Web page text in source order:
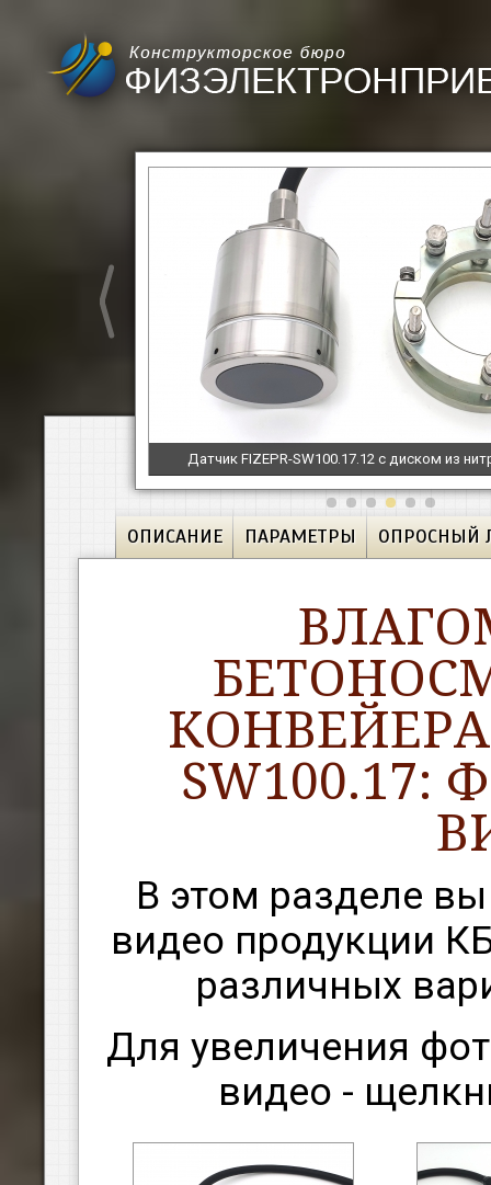
Датчик FIZEPR-SW100.17.12 с диском из
ОПИСАНИЕ ПАРАМЕТРЫ ОПРОСНЫЙ
КОНВЕЙЕРА
В этом разделе
видео продукции
различных
Для увеличения
видео -